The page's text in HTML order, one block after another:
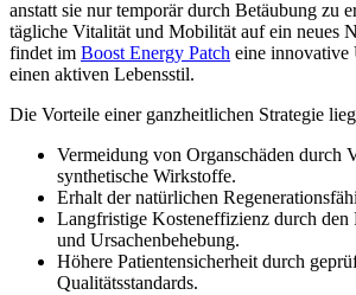
anstatt sie nur temporär durch Betäubung zu
tägliche Vitalität und Mobilität auf ein neues
findet im Boost Energy Patch eine innovative
einen aktiven Lebensstil.
Die Vorteile einer ganzheitlichen Strategie
Vermeidung von Organschäden durch
synthetische Wirkstoffe.
Erhalt der natürlichen
Langfristige Kosteneffizienz durch den
und Ursachenbehebung.
Höhere Patientensicherheit durch
Qualitätsstandards.